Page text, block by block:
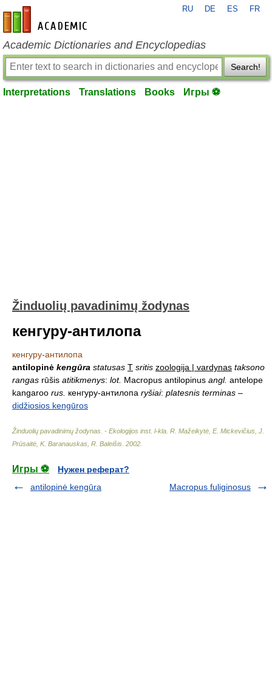
en-academic.com
RU DE ES FR
Academic Dictionaries and Encyclopedias
Search!
Interpretations Translations Books Игры ⚽
Žinduolių pavadinimų žodynas
кенгуру-антилопа
кенгуру-антилопа
antilopinė kengūra statusas T sritis zoologija | vardynas taksono
rangas rūšis atitikmenys: lot. Macropus antilopinus angl. antelope
kangaroo rus. кенгуру-антилопа ryšiai: platesnis terminas –
didžiosios kengūros
Žinduolių pavadinimų žodynas. - Ekologijos inst. l-kla R. Mažeikytė, E. Mickevičius, J.
Prūsaitė, K. Baranauskas, R. Baleišis 2002
Игры ⚽
Нужен реферат?
antilopinė kengūra
Macropus fuliginosus